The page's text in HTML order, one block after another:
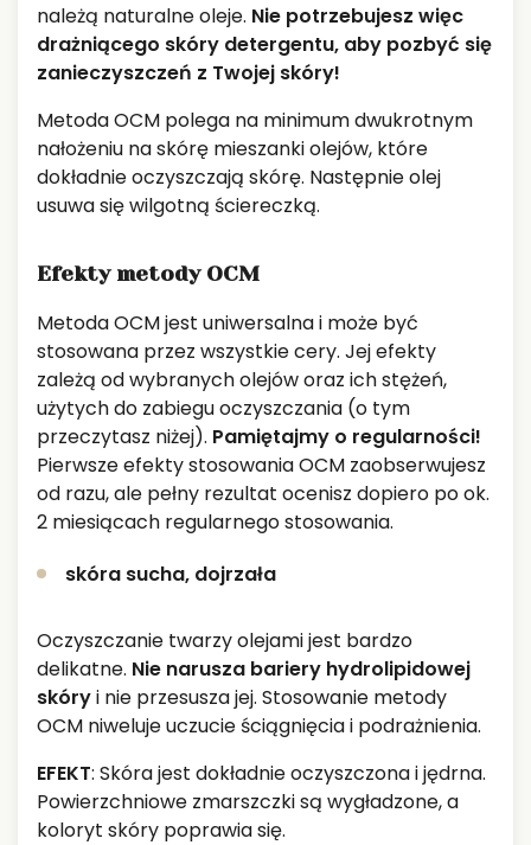
należą naturalne oleje. Nie potrzebujesz więc
drażniącego skóry detergentu, aby pozbyć się
zanieczyszczeń z Twojej skóry!
Metoda OCM polega na minimum dwukrotnym
nałożeniu na skórę mieszanki olejów, które
dokładnie oczyszczają skórę. Następnie olej
usuwa się wilgotną ściereczką.
Efekty metody OCM
Metoda OCM jest uniwersalna i może być
stosowana przez wszystkie cery. Jej efekty
zależą od wybranych olejów oraz ich stężeń,
użytych do zabiegu oczyszczania (o tym
przeczytasz niżej). Pamiętajmy o regularności!
Pierwsze efekty stosowania OCM zaobserwujesz
od razu, ale pełny rezultat ocenisz dopiero po ok.
2 miesiącach regularnego stosowania.
skóra sucha, dojrzała
Oczyszczanie twarzy olejami jest bardzo
delikatne. Nie narusza bariery hydrolipidowej
skóryi nie przesusza jej. Stosowanie metody
OCM niweluje uczucie ściągnięcia i podrażnienia.
EFEKT: Skóra jest dokładnie oczyszczona i jędrna.
Powierzchniowe zmarszczki są wygładzone, a
koloryt skóry poprawia się.